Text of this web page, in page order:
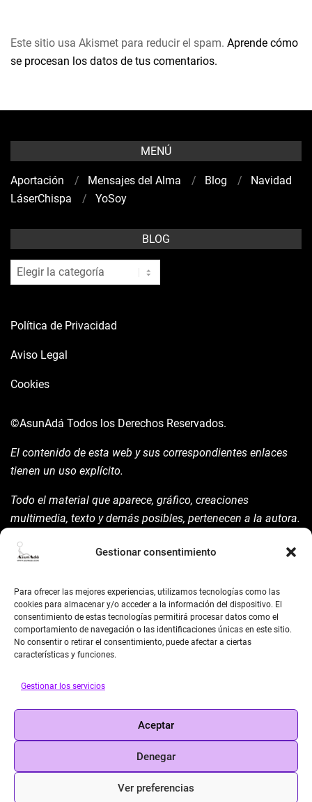
Gestionar consentimiento
Para ofrecer las mejores experiencias, utilizamos tecnologías como las
cookies para almacenar y/o acceder a la información del dispositivo. El
consentimiento de estas tecnologías permitirá procesar datos como el
comportamiento de navegación o las identificaciones únicas en este sitio.
No consentir o retirar el consentimiento, puede afectar a ciertas
características y funciones.
Gestionar los servicios
Aceptar
Denegar
Ver preferencias
Este sitio usa Akismet para reducir el spam. Aprende cómo
se procesan los datos de tus comentarios.
MENÚ
Aportación Mensajes del Alma Blog
Navidad
LáserChispa
YoSoy
BLOG
blog
Política de Privacidad
Aviso Legal
Cookies
©AsunAdá Todos los Derechos Reservados.
El contenido de esta web y sus correspondientes enlaces
tienen un uso explícito.
Todo el material que aparece, gráfico, creaciones
multimedia, texto y demás posibles, pertenecen a la autora.
la mism para ello.
©AsunAdá ​Gracias.